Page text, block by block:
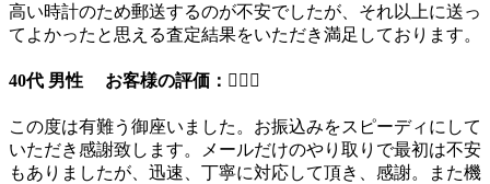
高い時計のため郵送するのが不安でしたが、それ以上に送っ
てよかったと思える査定結果をいただき満足しております。
40代 男性 お客様の評価：
この度は有難う御座いました。お振込みをスピーディにして
いただき感謝致します。メールだけのやり取りで最初は不安
もありましたが、迅速、丁寧に対応して頂き、感謝。また機